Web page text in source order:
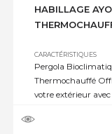
HABILLAGE
CARACTÉRISTIQUES
Pergola
Thermochauffé
votre extérieur
confort, esthétisme